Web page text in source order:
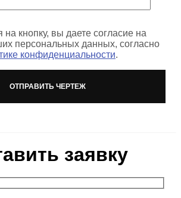
кнопку, вы даете согласие на
персональных данных, согласно
конфиденциальности.
заявку